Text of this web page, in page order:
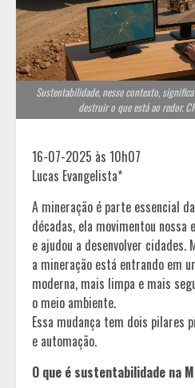
Sustentabilidade, nesse contexto,
destruir o que está ao redor.
16-07-2025 às 10h07
Lucas Evangelista*
A mineração é parte essencial
décadas, ela movimentou nossa
e ajudou a desenvolver cidades.
a mineração está entrando em
moderna, mais limpa e mais
o meio ambiente.
Essa mudança tem dois pilares
e automação.
O que é sustentabilidade na